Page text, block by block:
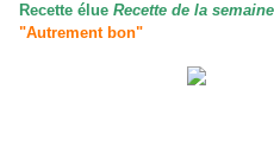
Recette élue Recette de la semaine
"Autrement bon"